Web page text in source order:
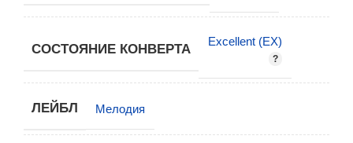
СОСТОЯНИЕ КОНВЕРТА
Excellent (EX)
ЛЕЙБЛ Мелодия